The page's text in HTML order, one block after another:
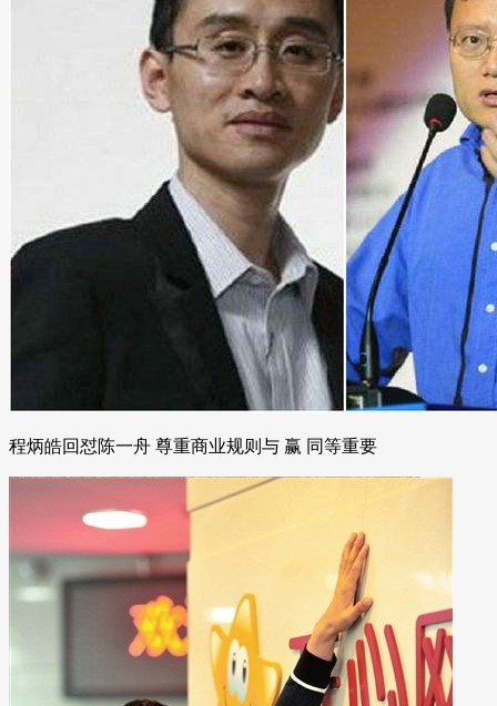
程炳皓回怼陈一舟 尊重商业规则与 赢 同等重要